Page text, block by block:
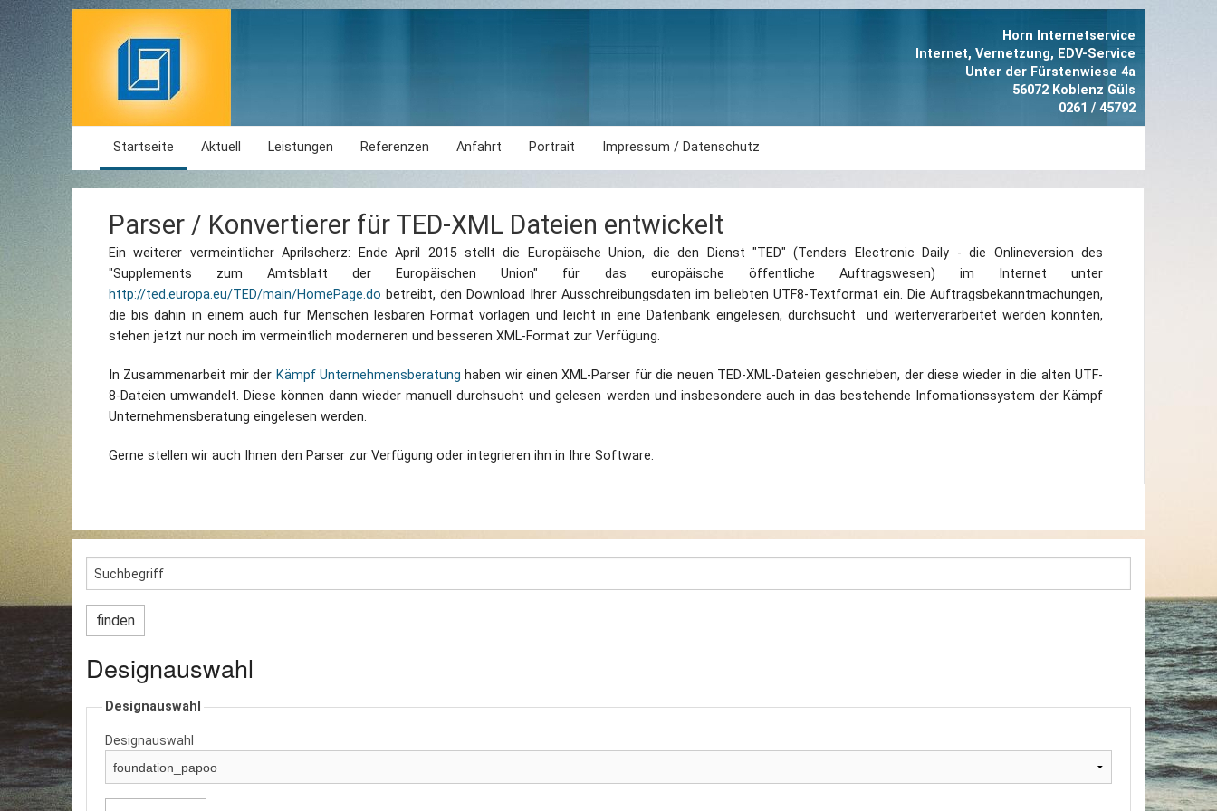
Horn Internetservice
Internet, Vernetzung, EDV-Service
Unter der Fürstenwiese 4a
56072 Koblenz Güls
0261 / 45792
Startseite Aktuell Leistungen Referenzen Anfahrt Portrait Impressum / Datenschutz
Parser / Konvertierer für TED-XML Dateien entwickelt
Ein weiterer vermeintlicher Aprilscherz: Ende April 2015 stellt die Europäische Union, die den Dienst "TED" (Tenders Electronic Daily - die Onlineversion des
"Supplements zum Amtsblatt der Europäischen Union" für das europäische öffentliche Auftragswesen) im Internet unter
http://ted.europa.eu/TED/main/HomePage.do betreibt, den Download Ihrer Ausschreibungsdaten im beliebten UTF8-Textformat ein. Die Auftragsbekanntmachungen,
die bis dahin in einem auch für Menschen lesbaren Format vorlagen und leicht in eine Datenbank eingelesen, durchsucht und weiterverarbeitet werden konnten,
stehen jetzt nur noch im vermeintlich moderneren und besseren XML-Format zur Verfügung.
In Zusammenarbeit mir der Kämpf Unternehmensberatung haben wir einen XML-Parser für die neuen TED-XML-Dateien geschrieben, der diese wieder in die alten UTF-
8-Dateien umwandelt. Diese können dann wieder manuell durchsucht und gelesen werden und insbesondere auch in das bestehende Infomationssystem der Kämpf
Unternehmensberatung eingelesen werden.
Gerne stellen wir auch Ihnen den Parser zur Verfügung oder integrieren ihn in Ihre Software.
Designauswahl
Designauswahl
Designauswahl